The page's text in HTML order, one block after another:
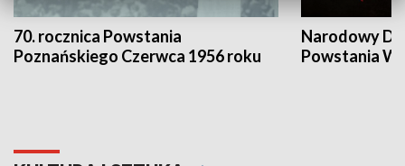
70. rocznica Powstania
Poznańskiego Czerwca 1956 roku
Narodowy
Powstania